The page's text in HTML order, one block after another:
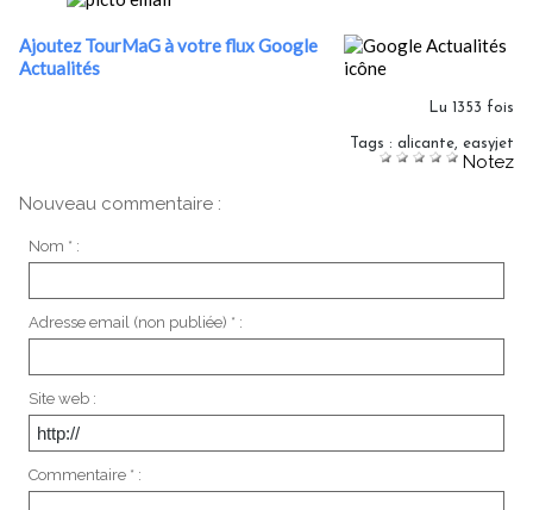
Ajoutez TourMaG à votre flux Google
Actualités
Lu 1353 fois
Tags : alicante, easyjet
Notez
Nouveau commentaire :
Nom * :
Adresse email (non publiée) * :
Site web :
Commentaire * :